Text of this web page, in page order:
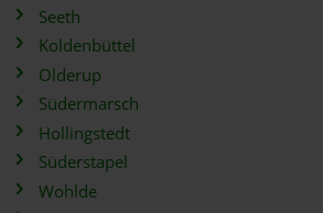
Seeth
Koldenbüttel
Olderup
Südermarsch
Hollingstedt
Süderstapel
Wohlde